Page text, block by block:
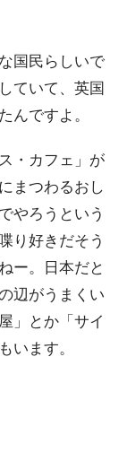
国民らしいで
ていて、英国
んですよ。
・カフェ」が
まつわるおし
やろうという
り好きだそう
ー。日本だと
辺がうまくい
」とか「サイ
います。